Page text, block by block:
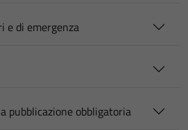
e di emergenza
pubblicazione obbligatoria